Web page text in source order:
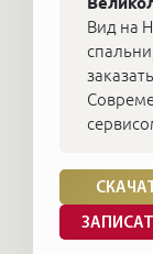
Вид на